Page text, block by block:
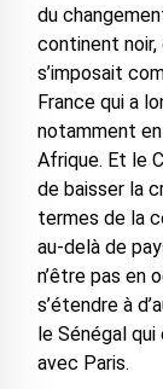
du
continent noir,
s’imposait
France qui a
notamment
Afrique. Et le
de baisser la
termes de la
au-delà de
n’être pas en
s’étendre à
le Sénégal
avec Paris.